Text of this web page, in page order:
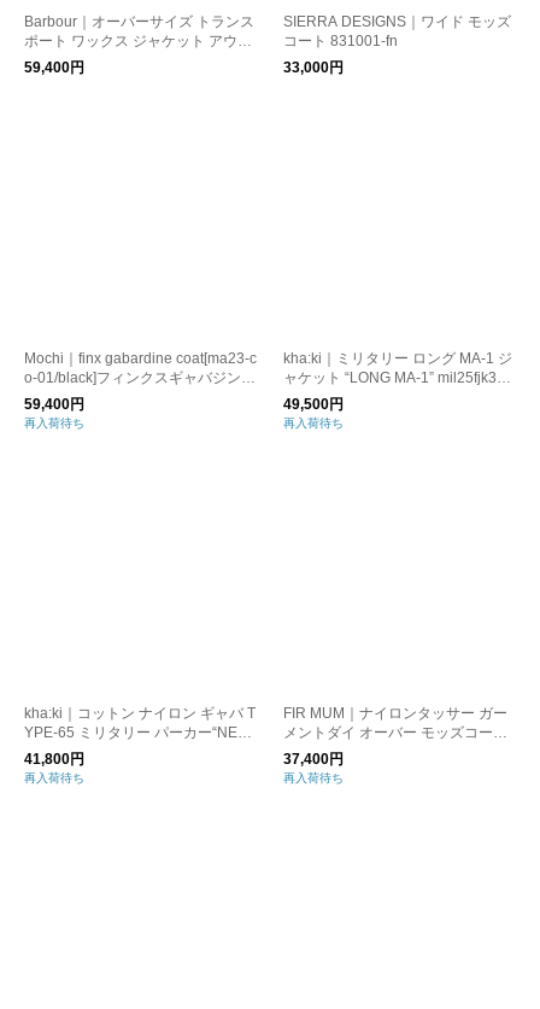
Barbour｜オーバーサイズ トランス
ポート ワックス ジャケット アウタ
ー OS TRANSPORT WAX JACKET
ショート ブルゾン MWX1678 バブ
59,400円
SIERRA DESIGNS｜ワイド モッズ
コート 831001-fn
33,000円
Mochi｜finx gabardine coat[ma23-c
o-01/black]フィンクスギャバジンコ
ート
59,400円
再入荷待ち
kha:ki｜ミリタリー ロング MA-1 ジ
ャケット “LONG MA-1” mil25fjk324
1-tr
49,500円
再入荷待ち
kha:ki｜コットン ナイロン ギャバ T
YPE-65 ミリタリー パーカー“NEW
TYPE-65 COAT” mil22fjk3180-mt
41,800円
再入荷待ち
FIR MUM｜ナイロンタッサー ガー
メントダイ オーバー モッズコート r
b-fr1003ct-mn
37,400円
再入荷待ち